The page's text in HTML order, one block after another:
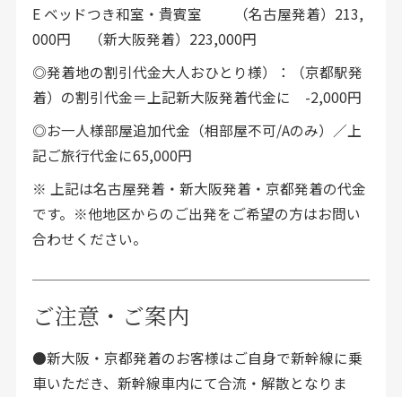
E ベッドつき和室・貴賓室 （名古屋発着）213,
000円 （新大阪発着）223,000円
◎発着地の割引代金大人おひとり様）：（京都駅発
着）の割引代金＝上記新大阪発着代金に -2,000円
◎お一人様部屋追加代金（相部屋不可/Aのみ）／上
記ご旅行代金に65,000円
※ 上記は名古屋発着・新大阪発着・京都発着の代金
です。※他地区からのご出発をご希望の方はお問い
合わせください。
ご注意・ご案内
●新大阪・京都発着のお客様はご自身で新幹線に乗
車いただき、新幹線車内にて合流・解散となりま